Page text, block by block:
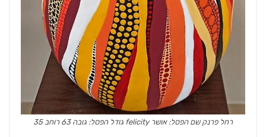
רחל פרנק שם הפסל: אושר felicity גודל הפסל: גובה 63 רוחב 35